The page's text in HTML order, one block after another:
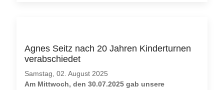
Agnes Seitz nach 20 Jahren Kinderturnen
verabschiedet
Samstag, 02. August 2025
Am Mittwoch, den 30.07.2025 gab unsere